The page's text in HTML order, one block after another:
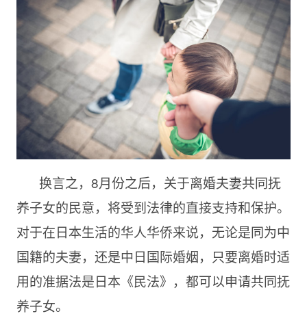
换言之，8月份之后，关于离婚夫妻共同抚
养子女的民意，将受到法律的直接支持和保护。
对于在日本生活的华人华侨来说，无论是同为中
国籍的夫妻，还是中日国际婚姻，只要离婚时适
用的准据法是日本《民法》，都可以申请共同抚
养子女。